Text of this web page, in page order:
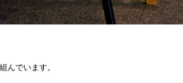
んでいます。